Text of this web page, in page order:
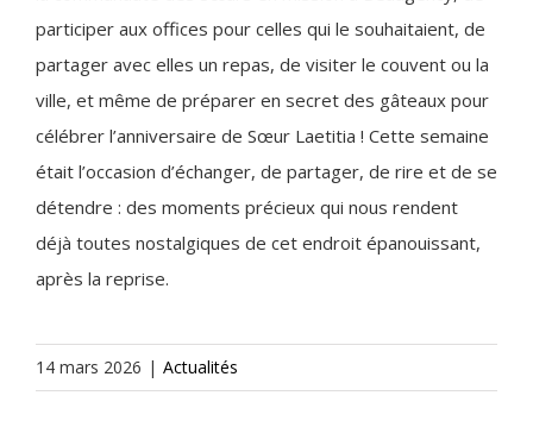
participer aux offices pour celles qui le souhaitaient, de
partager avec elles un repas, de visiter le couvent ou la
ville, et même de préparer en secret des gâteaux pour
célébrer l’anniversaire de Sœur Laetitia ! Cette semaine
était l’occasion d’échanger, de partager, de rire et de se
détendre : des moments précieux qui nous rendent
déjà toutes nostalgiques de cet endroit épanouissant,
après la reprise.
14 mars 2026 | Actualités